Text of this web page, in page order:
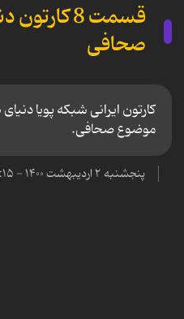
قسمت 8
صحافی
کارتون ایرانی شبکه پویا
موضوع صحافی.
پنجشنبه ۲ اردیبهشت ۱۴۰۰ - ۱۶:۱۵